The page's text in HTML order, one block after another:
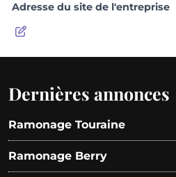
Adresse du site de l'entreprise
Dernières annonces
Ramonage Touraine
Ramonage Berry